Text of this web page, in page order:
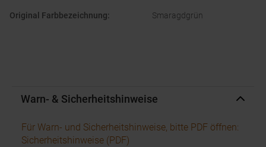
Original Farbbezeichnung: Smaragdgrün
Warn- & Sicherheitshinweise
Für Warn- und Sicherheitshinweise, bitte PDF öffnen:
Sicherheitshinweise (PDF)